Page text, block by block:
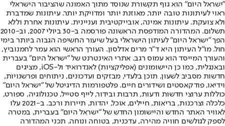
"ישראל היום" הוא גוף תקשורת שנוסד מתוך האמונה שהציבור הישראלי
ראוי לעיתונות טובה יותר, מאוזנת יותר ומדויקת יותר. עיתונות שמדברת
ולא צועקת. עיתונות אמינה, אובייקטיבית ועניינית. עיתונות אחרת וללא
תשלום. המהדורה המודפסת הראשונה פורסמה ב-30 ביולי 2007, וב-2010
הפך "ישראל היום" לעיתון הישראלי בעל שיעור החשיפה הגבוה ביותר בימי
חול. מו"ל העיתון היא ד"ר מרים אדלסון. העורך הראשי הוא עמר לחמנוביץ,
והעורך המייסד הוא עמוס רגב. אתרי האינטרנט של "ישראל היום" בעברית
ובאנגלית, כמו כן היישומונים (אפליקציות) לאנדרואיד ול-iOS, מציגים
חדשות מסביב לשעון, תוכן בלעדי, מבזקים ועדכונים, ניתוחים ופרשנויות,
וידיאו, פודקאסטים ושידורים חיים. פלטפורמות הדיגיטל של "ישראל היום"
כוללות ערוצי חדשות ודעות, תרבות ובידור, לייף סטייל, טכנולוגיה, ספורט,
כלכלה וצרכנות, בריאות, חיילים, אוכל, יהדות, תיירות ורכב. ב-2021 עלו
לאוויר האתר החדש והיישומון החדש של "ישראל היום" בעברית, במטרה
לספק לגולשים חוויה מהירה, עדכנית, בטוחה ונוחה. תכני המהדורה